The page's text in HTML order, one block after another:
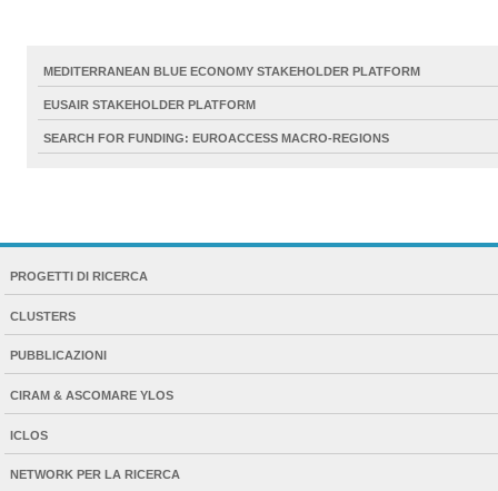
MEDITERRANEAN BLUE ECONOMY STAKEHOLDER PLATFORM
EUSAIR STAKEHOLDER PLATFORM
SEARCH FOR FUNDING: EUROACCESS MACRO-REGIONS
EXTENDED
PROGETTI DI RICERCA
CLUSTERS
PUBBLICAZIONI
CIRAM & ASCOMARE YLOS
ICLOS
NETWORK PER LA RICERCA